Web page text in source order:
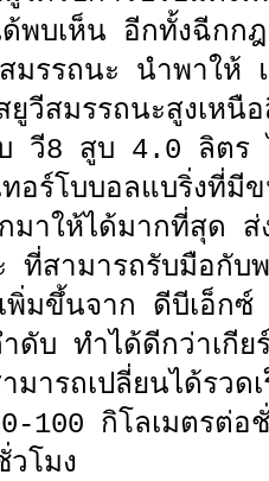
พบเห็น อีกทั้งฉีกก
มรรถนะ นำพาให้
ยูวีสมรรถนะสูงเห
บ วี8 สูบ 4.0 ลิตร
ทอร์โบบอลแบริ่งที่
มาให้ได้มากที่สุด
สามารถรับมือกับ
พิ่มขึ้นจาก ดีบีเอ็ก
ดับ ทำได้ดีกว่าเกี
มารถเปลี่ยนได้รว
100 กิโลเมตรต่
วโมง